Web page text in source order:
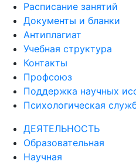
Расписание занятий
Документы и бланки
Антиплагиат
Учебная структура
Контакты
Профсоюз
Поддержка научных
Психологическая
ДЕЯТЕЛЬНОСТЬ
Образовательная
Научная